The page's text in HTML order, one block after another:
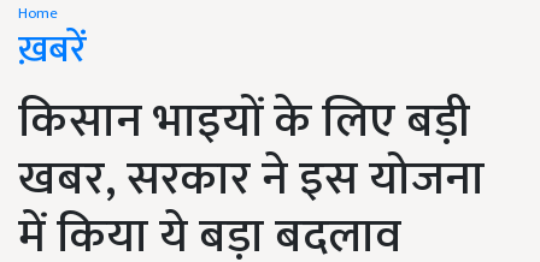
Home
ख़बरें
किसान भाइयों के लिए बड़ी
खबर, सरकार ने इस योजना
में किया ये बड़ा बदलाव